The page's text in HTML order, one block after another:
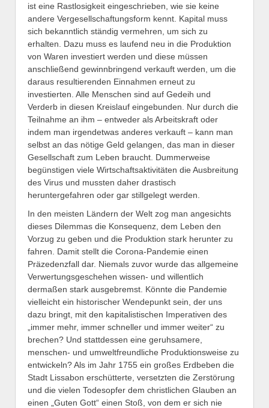
ist eine Rastlosigkeit eingeschrieben, wie sie keine
andere Vergesellschaftungsform kennt. Kapital muss
sich bekanntlich ständig vermehren, um sich zu
erhalten. Dazu muss es laufend neu in die Produktion
von Waren investiert werden und diese müssen
anschließend gewinnbringend verkauft werden, um die
daraus resultierenden Einnahmen erneut zu
investierten. Alle Menschen sind auf Gedeih und
Verderb in diesen Kreislauf eingebunden. Nur durch die
Teilnahme an ihm – entweder als Arbeitskraft oder
indem man irgendetwas anderes verkauft – kann man
selbst an das nötige Geld gelangen, das man in dieser
Gesellschaft zum Leben braucht. Dummerweise
begünstigen viele Wirtschaftsaktivitäten die Ausbreitung
des Virus und mussten daher drastisch
heruntergefahren oder gar stillgelegt werden.
In den meisten Ländern der Welt zog man angesichts
dieses Dilemmas die Konsequenz, dem Leben den
Vorzug zu geben und die Produktion stark herunter zu
fahren. Damit stellt die Corona-Pandemie einen
Präzedenzfall dar. Niemals zuvor wurde das allgemeine
Verwertungsgeschehen wissen- und willentlich
dermaßen stark ausgebremst. Könnte die Pandemie
vielleicht ein historischer Wendepunkt sein, der uns
dazu bringt, mit den kapitalistischen Imperativen des
„immer mehr, immer schneller und immer weiter“ zu
brechen? Und stattdessen eine geruhsamere,
menschen- und umweltfreundliche Produktionsweise zu
entwickeln? Als im Jahr 1755 ein großes Erdbeben die
Stadt Lissabon erschütterte, versetzten die Zerstörung
und die vielen Todesopfer dem christlichen Glauben an
einen „Guten Gott“ einen Stoß, von dem er sich nie